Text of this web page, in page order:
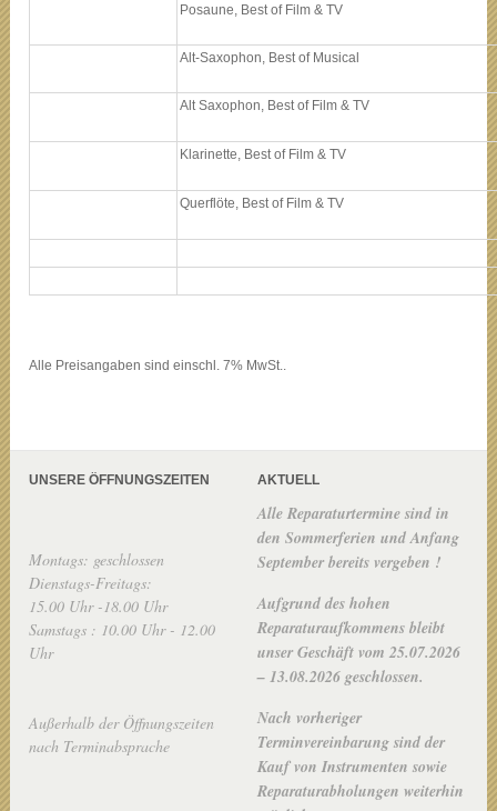
Posaune, Best of Film & TV
Alt-Saxophon, Best of Musical
Alt Saxophon, Best of Film & TV
Klarinette, Best of Film & TV
Querflöte, Best of Film & TV
Alle Preisangaben sind einschl. 7% MwSt..
UNSERE ÖFFNUNGSZEITEN
Montags: geschlossen
Dienstags-Freitags:
15.00 Uhr -18.00 Uhr
Samstags : 10.00 Uhr - 12.00
Uhr
Außerhalb der Öffnungszeiten
nach Terminabsprache
AKTUELL
Alle Reparaturtermine sind in
den Sommerferien und Anfang
September bereits vergeben !
Aufgrund des hohen
Reparaturaufkommens bleibt
unser Geschäft vom 25.07.2026
– 13.08.2026 geschlossen.
Nach vorheriger
Terminvereinbarung sind der
Kauf von Instrumenten sowie
Reparaturabholungen weiterhin